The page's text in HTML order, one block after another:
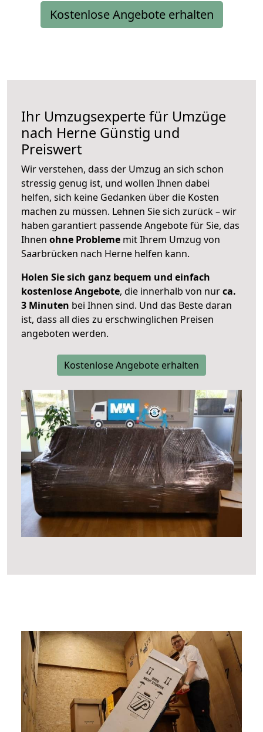
Kostenlose Angebote erhalten
Ihr Umzugsexperte für Umzüge
nach Herne Günstig und
Preiswert
Wir verstehen, dass der Umzug an sich schon
stressig genug ist, und wollen Ihnen dabei
helfen, sich keine Gedanken über die Kosten
machen zu müssen. Lehnen Sie sich zurück – wir
haben garantiert passende Angebote für Sie, das
Ihnen ohne Probleme mit Ihrem Umzug von
Saarbrücken nach Herne helfen kann.
Holen Sie sich ganz bequem und einfach
kostenlose Angebote, die innerhalb von nurca.
3 Minuten bei Ihnen sind. Und das Beste daran
ist, dass all dies zu erschwinglichen Preisen
angeboten werden.
Kostenlose Angebote erhalten